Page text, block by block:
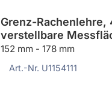
Grenz-Rachenlehre,
verstellbare
152 mm - 178 mm
Art.-Nr. U1154111